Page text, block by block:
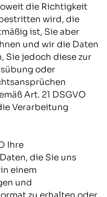
die Richtigkeit
wird, die
ist, Sie aber
und wir die Daten
Sie jedoch diese zur
oder
Art. 21 DSGVO
Verarbeitung
Ihre
die Sie uns
einem
und